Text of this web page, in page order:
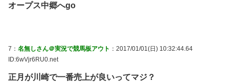
オープス中郷へgo
7： 名無しさん＠実況で競馬板アウト ：2017/01/01(日) 10:32:44.64
ID:6wVjr6RU0.net
正月が川崎で一番売上が良いってマジ？